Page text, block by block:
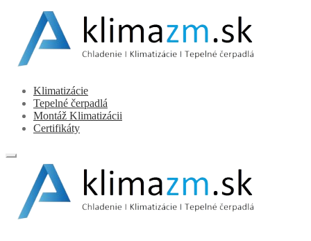
Preskočiť
navigáciu
Preskočiť
Klimatizácie
Tepelné čerpadlá
Montáž Klimatizácii
Certifikáty